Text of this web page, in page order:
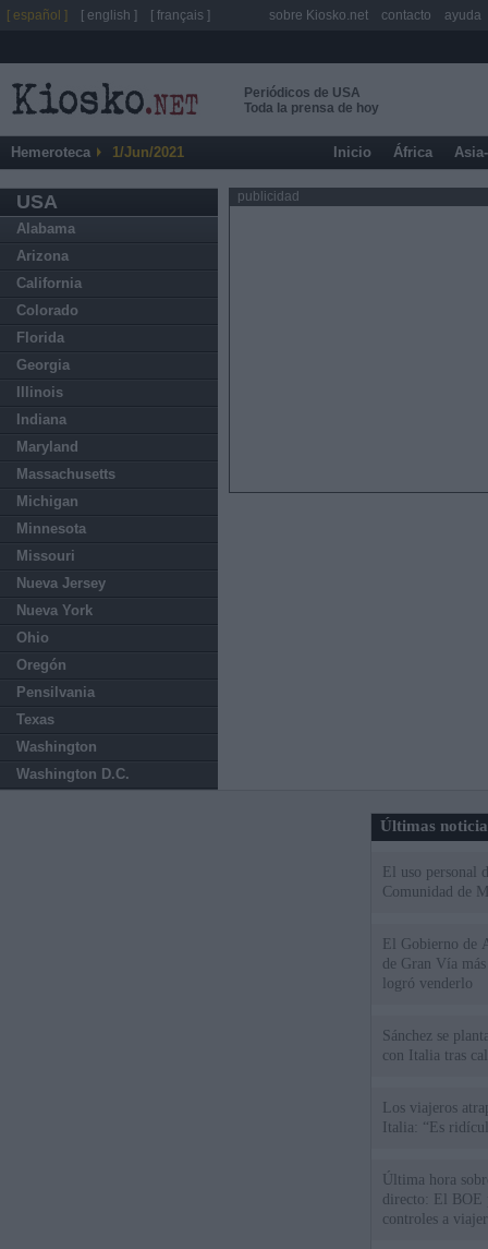
Periódicos de USA
Toda la prensa de hoy
Hemeroteca 1/Jun/2021 Inicio África
USA
Alabama
Arizona
California
Colorado
Florida
Georgia
Illinois
Indiana
Maryland
Massachusetts
Michigan
Minnesota
Missouri
Nueva Jersey
Nueva York
Ohio
Oregón
Pensilvania
Texas
Washington
Washington D.C.
publicidad
Últimas
El uso personal
Comunidad de
El Gobierno de
de Gran Vía
logró venderlo
Sánchez se
con Italia tras
Los viajeros
Italia: “Es
Última hora
directo: El BOE
controles a
[ español ] [ english ] [ français ] sobre Kiosko.net contacto ayuda